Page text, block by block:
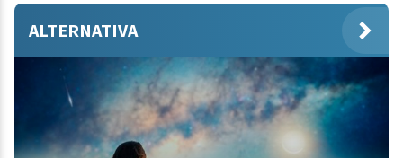
ALTERNATIVA